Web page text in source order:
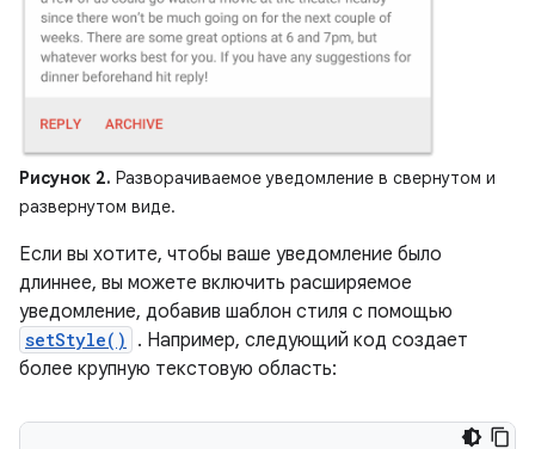
Рисунок 2. Разворачиваемое уведомление в свернутом и
развернутом виде.
Если вы хотите, чтобы ваше уведомление было
длиннее, вы можете включить расширяемое
уведомление, добавив шаблон стиля с помощью
setStyle()
. Например, следующий код создает
более крупную текстовую область: